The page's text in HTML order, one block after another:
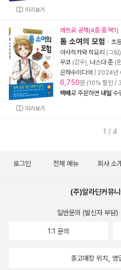
미리보기
미리보기
레트로 공책(4종 중 택1)
톰 소여의 모험 - 초
아사히카와 히요리 (그림),
우코 (감수), 나스다 준 (
은하수미디어
2024년
6,750원 (10% 할인 /
택배로 주문하면 내일 수
1 / 4
로그인 전체 메뉴 회사 소
(주)알라딘커뮤
일반문의 (발신자 부담)
1:1 문의
중고매장 위치, 영